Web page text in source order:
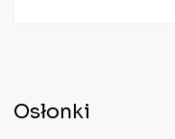
Osłonki